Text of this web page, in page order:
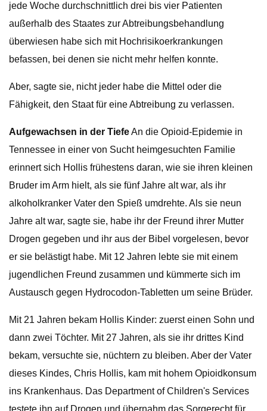
jede Woche durchschnittlich drei bis vier Patienten
außerhalb des Staates zur Abtreibungsbehandlung
überwiesen habe sich mit Hochrisikoerkrankungen
befassen, bei denen sie nicht mehr helfen konnte.
Aber, sagte sie, nicht jeder habe die Mittel oder die
Fähigkeit, den Staat für eine Abtreibung zu verlassen.
Aufgewachsen in der TiefeAn die Opioid-Epidemie in
Tennessee in einer von Sucht heimgesuchten Familie
erinnert sich Hollis frühestens daran, wie sie ihren kleinen
Bruder im Arm hielt, als sie fünf Jahre alt war, als ihr
alkoholkranker Vater den Spieß umdrehte. Als sie neun
Jahre alt war, sagte sie, habe ihr der Freund ihrer Mutter
Drogen gegeben und ihr aus der Bibel vorgelesen, bevor
er sie belästigt habe. Mit 12 Jahren lebte sie mit einem
jugendlichen Freund zusammen und kümmerte sich im
Austausch gegen Hydrocodon-Tabletten um seine Brüder.
Mit 21 Jahren bekam Hollis Kinder: zuerst einen Sohn und
dann zwei Töchter. Mit 27 Jahren, als sie ihr drittes Kind
bekam, versuchte sie, nüchtern zu bleiben. Aber der Vater
dieses Kindes, Chris Hollis, kam mit hohem Opioidkonsum
ins Krankenhaus. Das Department of Children's Services
testete ihn auf Drogen und übernahm das Sorgerecht für